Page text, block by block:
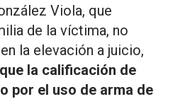
Viola, que
de la víctima, no
la elevación a juicio,
la calificación de
por el uso de arma de